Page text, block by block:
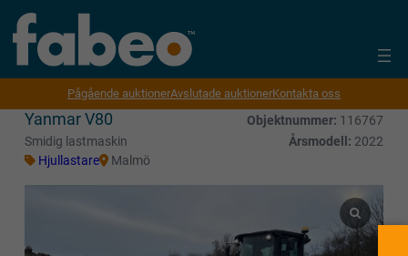
Pågående auktionerAvslutade auktionerKontakta oss
Yanmar V80 Objektnummer: 116767
Smidig lastmaskin
Årsmodell: 2022
Hjullastare
Malmö